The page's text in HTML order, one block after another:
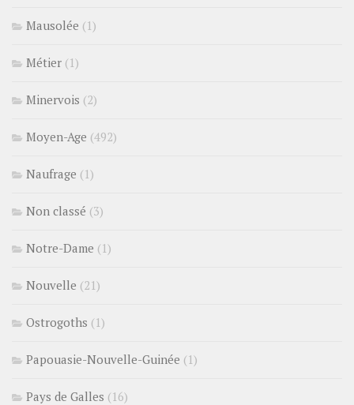
Mausolée (1)
Métier (1)
Minervois (2)
Moyen-Age (492)
Naufrage (1)
Non classé (3)
Notre-Dame (1)
Nouvelle (21)
Ostrogoths (1)
Papouasie-Nouvelle-Guinée (1)
Pays de Galles (16)